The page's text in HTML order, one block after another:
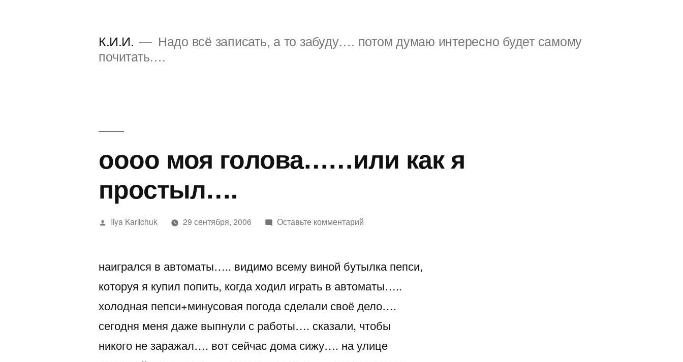
К.И.И.
Надо всё записать, а то забуду…. потом думаю интересно будет самому
почитать….
оооо моя голова……или как я
простыл….
Написано
Ilya Karlichuk 29 сентября, 2006 Оставьте комментарийк
голова……
как
я
простыл….
наигрался в автоматы….. видимо всему виной бутылка пепси,
которуя я купил попить, когда ходил играть в автоматы…..
холодная пепси+минусовая погода сделали своё дело….
сегодня меня даже выпнули с работы…. сказали, чтобы
никого не заражал…. вот сейчас дома сижу…. на улице